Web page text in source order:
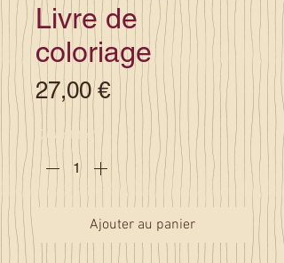
Livre de
coloriage
27,00 €Prix
Quantité *
Ajouter au panier